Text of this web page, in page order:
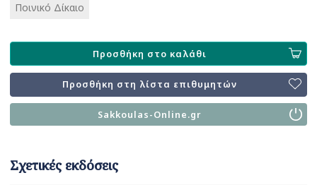
Ποινικό Δίκαιο
Προσθήκη στο καλάθι
Προσθήκη στη λίστα επιθυμητών
Sakkoulas-Online.gr
Σχετικές εκδόσεις